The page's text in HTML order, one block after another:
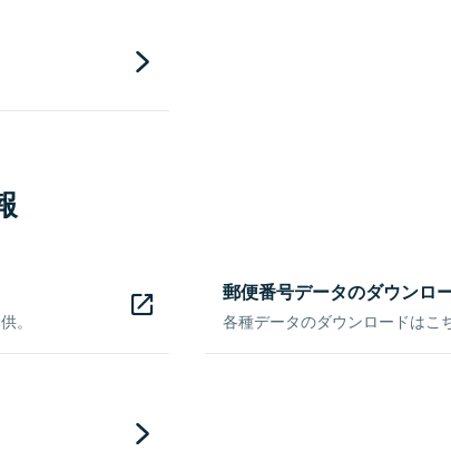
。
郵便番号データのダウンロ
各種データのダウンロードはこ